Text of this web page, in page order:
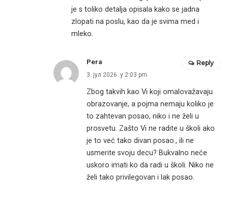
je s toliko detalja opisala kako se jadna
zlopati na poslu, kao da je svima med i
mleko.
Pera
3. јул 2026. у 2:03 pm
Zbog takvih kao Vi koji omalovažavaju
obrazovanje, a pojma nemaju koliko je
to zahtevan posao, niko i ne želi u
prosvetu. Zašto Vi ne radite u školi ako
je to već tako divan posao., ili ne
usmerite svoju decu? Bukvalno neće
uskoro imati ko da radi u školi. Niko ne
želi tako privilegovan i lak posao.
Reply